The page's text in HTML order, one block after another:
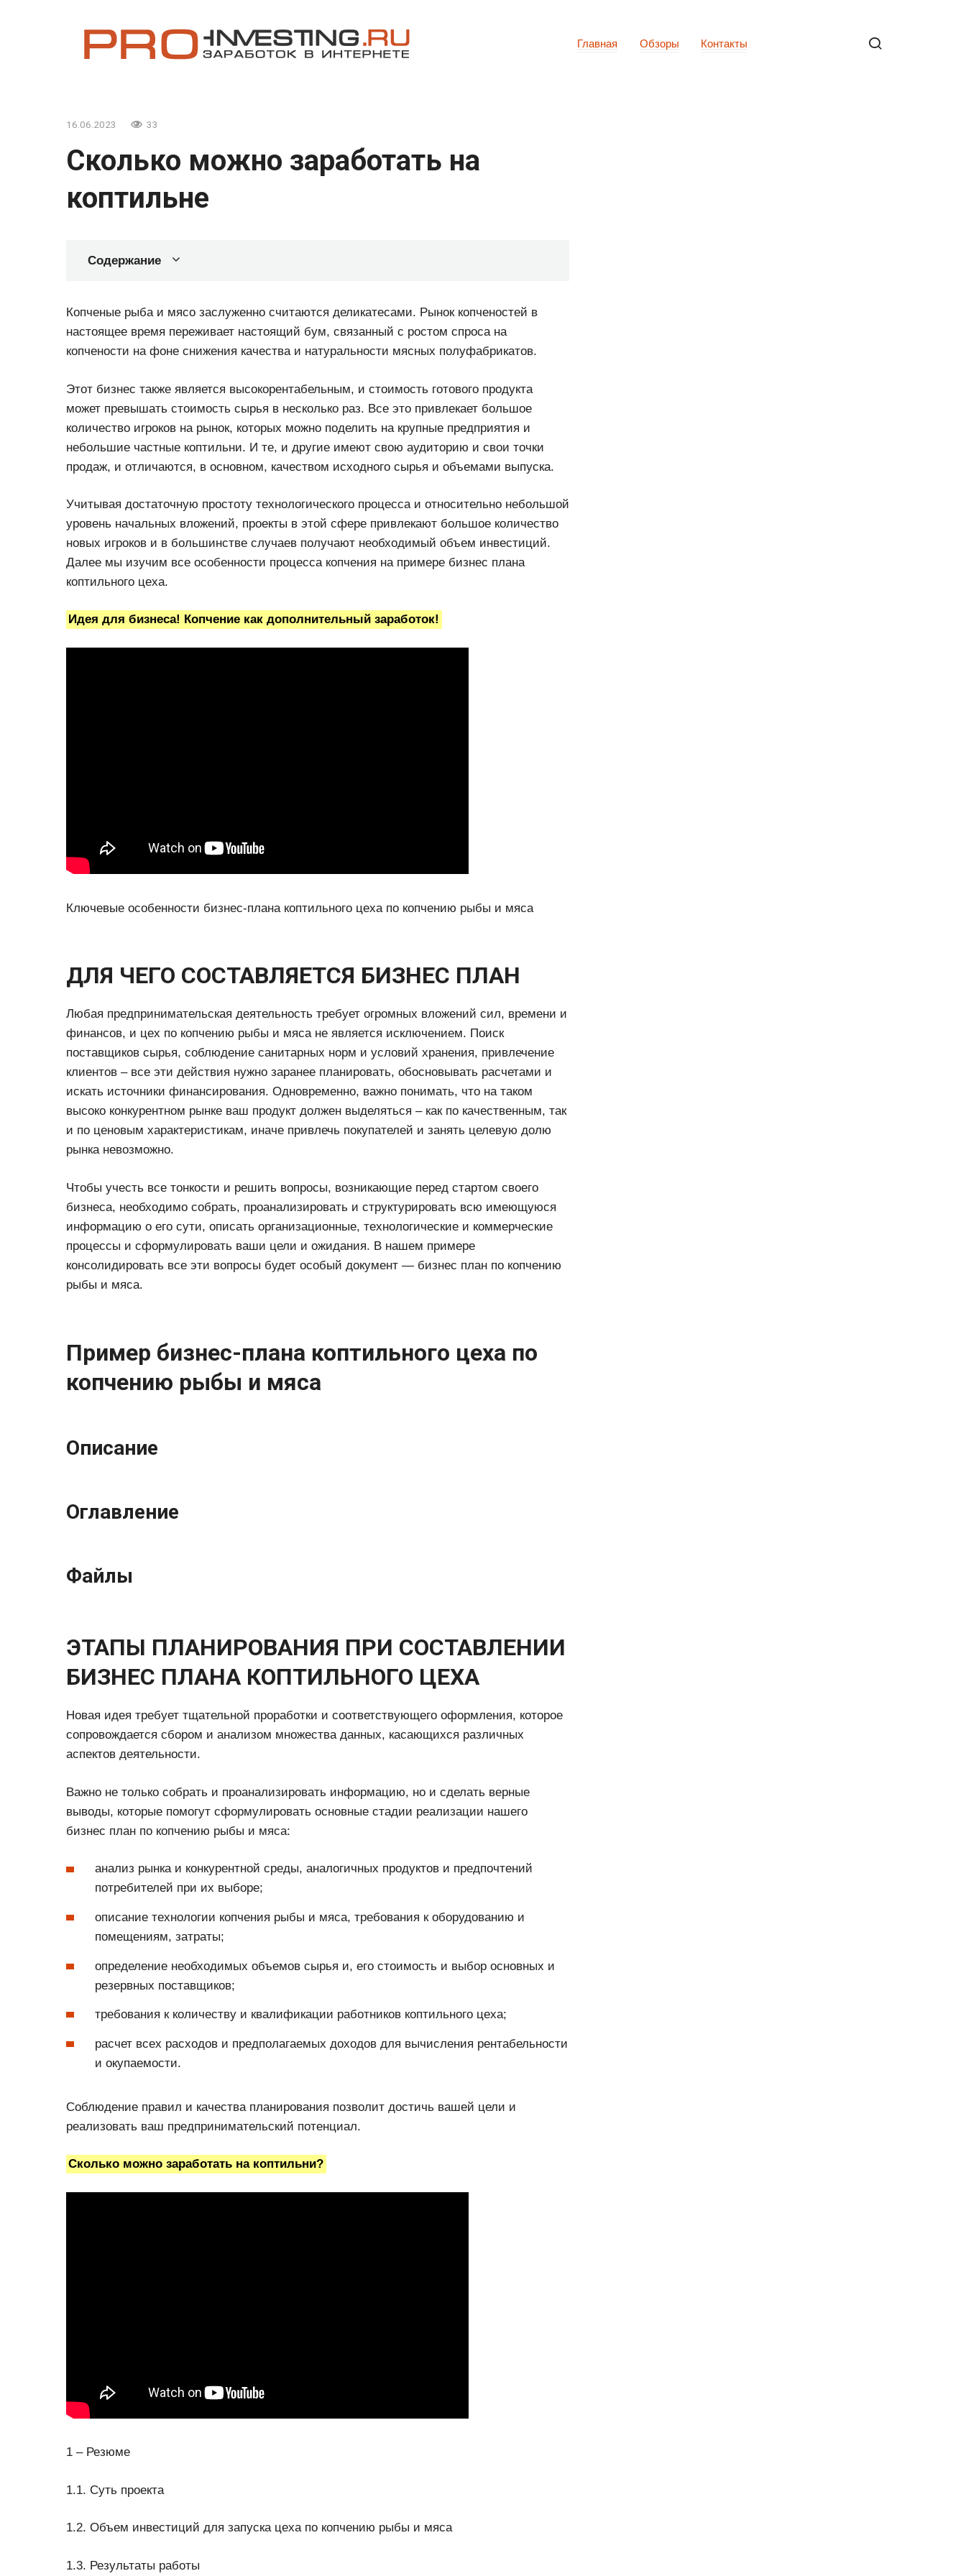
Главная Обзоры Контакты
16.06.2023 33
Сколько можно заработать на
коптильне
Содержание
Копченые рыба и мясо заслуженно считаются деликатесами. Рынок копченостей в
настоящее время переживает настоящий бум, связанный с ростом спроса на
копчености на фоне снижения качества и натуральности мясных полуфабрикатов.
Этот бизнес также является высокорентабельным, и стоимость готового продукта
может превышать стоимость сырья в несколько раз. Все это привлекает большое
количество игроков на рынок, которых можно поделить на крупные предприятия и
небольшие частные коптильни. И те, и другие имеют свою аудиторию и свои точки
продаж, и отличаются, в основном, качеством исходного сырья и объемами выпуска.
Учитывая достаточную простоту технологического процесса и относительно небольшой
уровень начальных вложений, проекты в этой сфере привлекают большое количество
новых игроков и в большинстве случаев получают необходимый объем инвестиций.
Далее мы изучим все особенности процесса копчения на примере бизнес плана
коптильного цеха.
Идея для бизнеса! Копчение как дополнительный заработок!
Ключевые особенности бизнес-плана коптильного цеха по копчению рыбы и мяса
ДЛЯ ЧЕГО СОСТАВЛЯЕТСЯ БИЗНЕС ПЛАН
Любая предпринимательская деятельность требует огромных вложений сил, времени и
финансов, и цех по копчению рыбы и мяса не является исключением. Поиск
поставщиков сырья, соблюдение санитарных норм и условий хранения, привлечение
клиентов – все эти действия нужно заранее планировать, обосновывать расчетами и
искать источники финансирования. Одновременно, важно понимать, что на таком
высоко конкурентном рынке ваш продукт должен выделяться – как по качественным, так
и по ценовым характеристикам, иначе привлечь покупателей и занять целевую долю
рынка невозможно.
Чтобы учесть все тонкости и решить вопросы, возникающие перед стартом своего
бизнеса, необходимо собрать, проанализировать и структурировать всю имеющуюся
информацию о его сути, описать организационные, технологические и коммерческие
процессы и сформулировать ваши цели и ожидания. В нашем примере
консолидировать все эти вопросы будет особый документ — бизнес план по копчению
рыбы и мяса.
Пример бизнес-плана коптильного цеха по
копчению рыбы и мяса
Описание
Оглавление
Файлы
ЭТАПЫ ПЛАНИРОВАНИЯ ПРИ СОСТАВЛЕНИИ
БИЗНЕС ПЛАНА КОПТИЛЬНОГО ЦЕХА
Новая идея требует тщательной проработки и соответствующего оформления, которое
сопровождается сбором и анализом множества данных, касающихся различных
аспектов деятельности.
Важно не только собрать и проанализировать информацию, но и сделать верные
выводы, которые помогут сформулировать основные стадии реализации нашего
бизнес план по копчению рыбы и мяса:
анализ рынка и конкурентной среды, аналогичных продуктов и предпочтений
потребителей при их выборе;
описание технологии копчения рыбы и мяса, требования к оборудованию и
помещениям, затраты;
определение необходимых объемов сырья и, его стоимость и выбор основных и
резервных поставщиков;
требования к количеству и квалификации работников коптильного цеха;
расчет всех расходов и предполагаемых доходов для вычисления рентабельности
и окупаемости.
Соблюдение правил и качества планирования позволит достичь вашей цели и
реализовать ваш предпринимательский потенциал.
Сколько можно заработать на коптильни?
1 – Резюме
1.1. Суть проекта
1.2. Объем инвестиций для запуска цеха по копчению рыбы и мяса
1.3. Результаты работы